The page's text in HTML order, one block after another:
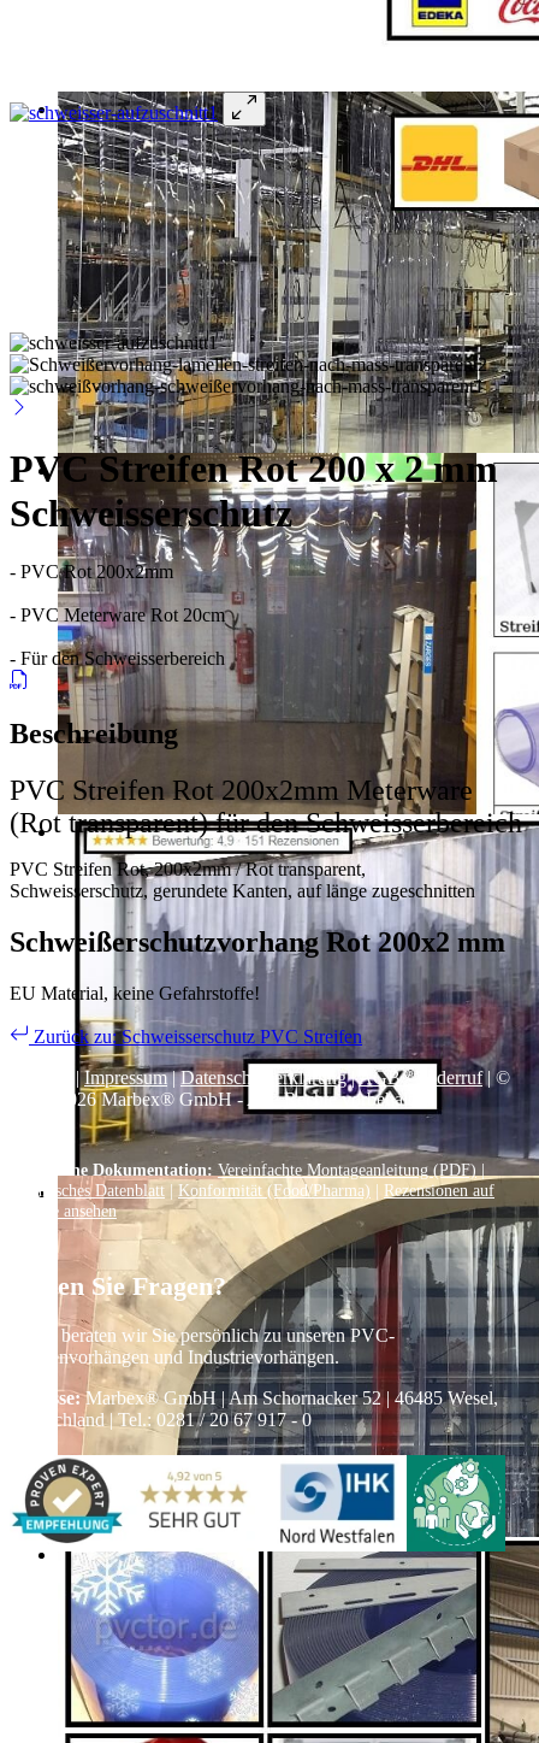
PVC Streifen Rot 200 x 2 mm
Schweisserschutz
- PVC Rot 200x2mm
- PVC Meterware Rot 20cm
- Für den Schweisserbereich
Beschreibung
PVC Streifen Rot 200x2mm Meterware
(Rot transparent) für den Schweisserbereich
PVC Streifen Rot, 200x2mm / Rot transparent,
Schweisserschutz, gerundete Kanten, auf länge zugeschnitten
Schweißerschutzvorhang Rot 200x2 mm
EU Material, keine Gefahrstoffe!
Zurück zu: Schweisserschutz PVC Streifen
|Impressum|Datenschutzerklärung|AGB / Widerruf| ©
2026Marbex® GmbH - Alle Rechte vorbehalten.
Technische Dokumentation: Vereinfachte Montageanleitung (PDF) |
Technisches Datenblatt | Konformität (Food/Pharma) | Rezensionen auf
Google ansehen
Haben Sie Fragen?
Gerne beraten wir Sie persönlich zu unseren PVC-
Streifenvorhängen und Industrievorhängen.
Adresse:Marbex® GmbH | Am Schornacker 52 | 46485 Wesel,
Deutschland | Tel.: 0281 / 20 67 917 - 0